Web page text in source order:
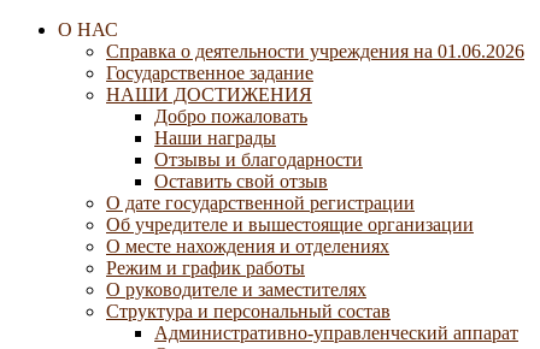
О НАС
Справка о деятельности учреждения на 01.06.2026
Государственное задание
НАШИ ДОСТИЖЕНИЯ
Добро пожаловать
Наши награды
Отзывы и благодарности
Оставить свой отзыв
О дате государственной регистрации
Об учредителе и вышестоящие организации
О месте нахождения и отделениях
Режим и график работы
О руководителе и заместителях
Структура и персональный состав
Административно-управленческий аппарат